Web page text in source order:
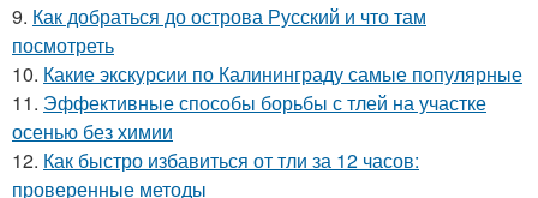
9. Как добраться до острова Русский и что там
посмотреть
10. Какие экскурсии по Калининграду самые популярные
11. Эффективные способы борьбы с тлей на участке
осенью без химии
12. Как быстро избавиться от тли за 12 часов:
проверенные методы